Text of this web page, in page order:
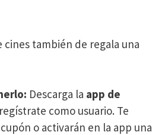
cines también de regala una
Descarga la app de
como usuario. Te
o activarán en la app una